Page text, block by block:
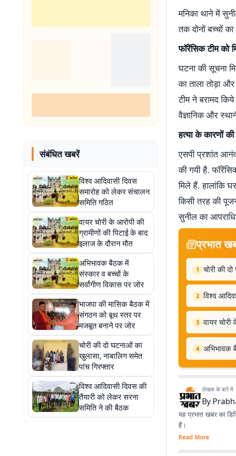
संबंधित खबरें
विश्व आदिवासी दिवस
समारोह को लेकर संचालन
समिति गठित
वायर चोरी के आरोपी की
ग्रामीणों की पिटाई के बाद
इलाज के दौरान मौत
अभिभावक बैठक में
संस्कार व बच्चों के
सर्वांगीण विकास पर जोर
भाजपा की मासिक बैठक में
संगठन को बूथ स्तर पर
मजबूत बनाने पर जोर
चोरी की दो घटनाओं का
खुलासा, नाबालिग समेत
पांच गिरफ्तार
विश्व आदिवासी दिवस की
तैयारी को लेकर सरना
समिति ने की बैठक
मनिका थाने में
तक दोनों बच्चों
फॉरेंसिक टीम
घटना की सूचना
का ताला तोड़ा
टीम ने बरामद
वैज्ञानिक और
हत्या के कारणों
एसपी प्रशांत
की गयी है.
मिले हैं. हालांकि
किसी तरह की
सुनील का
प्रभात
1 चोरी की
2 विश्व
3 वायर
4 अभिभावक
लेखक के बारे में
By
यह प्रभात खबर का
हैं।
Read More